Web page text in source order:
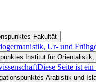
Fakultät
Ur- und
Institut für
Diese Seite ist
Arabistik und